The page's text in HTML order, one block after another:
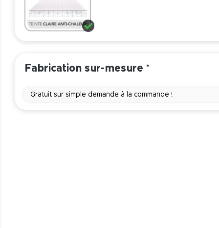
Fabrication sur-mesure *
Gratuit sur simple demande à la commande !